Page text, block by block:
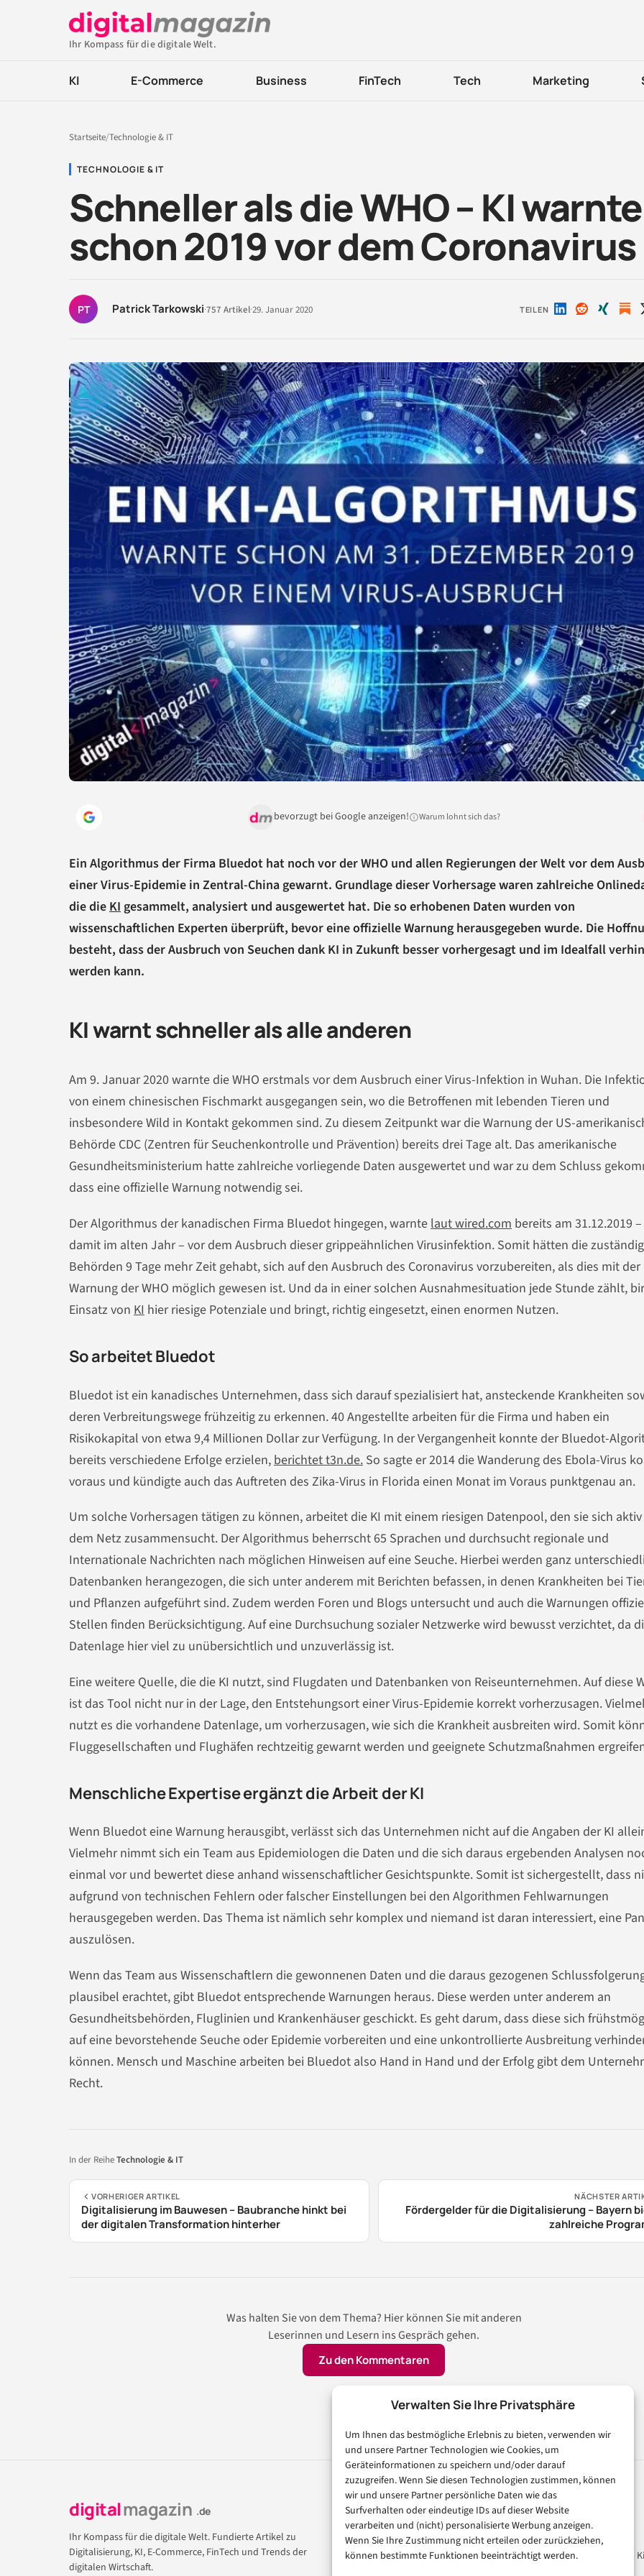
Verwalten Sie Ihre Privatsphäre
Um Ihnen das bestmögliche Erlebnis zu bieten, verwenden wir
und unsere Partner Technologien wie Cookies, um
Geräteinformationen zu speichern und/oder darauf
zuzugreifen. Wenn Sie diesen Technologien zustimmen, können
wir und unsere Partner persönliche Daten wie das
Surfverhalten oder eindeutige IDs auf dieser Website
verarbeiten und (nicht) personalisierte Werbung anzeigen.
Wenn Sie Ihre Zustimmung nicht erteilen oder zurückziehen,
können bestimmte Funktionen beeinträchtigt werden.
Ihr Kompass für die digitale Welt.
KI E-Commerce Business FinTech Tech Marketing
Startseite/Technologie & IT
TECHNOLOGIE & IT
Schneller als die WHO – KI warnte
schon 2019 vor dem Coronavirus
PT Patrick Tarkowski·757 Artikel·29. Januar 2020 TEILEN Auf Auf Auf
bevorzugt bei Google anzeigen! Warum lohnt sich das?
Ein Algorithmus der Firma Bluedot hat noch vor der WHO und allen Regierungen der Welt vor dem
einer Virus-Epidemie in Zentral-China gewarnt. Grundlage dieser Vorhersage waren zahlreiche
die die KI gesammelt, analysiert und ausgewertet hat. Die so erhobenen Daten wurden von
wissenschaftlichen Experten überprüft, bevor eine offizielle Warnung herausgegeben wurde. Die
besteht, dass der Ausbruch von Seuchen dank KI in Zukunft besser vorhergesagt und im Idealfall
werden kann.
KI warnt schneller als alle anderen
Am 9. Januar 2020 warnte die WHO erstmals vor dem Ausbruch einer Virus-Infektion in Wuhan. Die
von einem chinesischen Fischmarkt ausgegangen sein, wo die Betroffenen mit lebenden Tieren und
insbesondere Wild in Kontakt gekommen sind. Zu diesem Zeitpunkt war die Warnung der US-
Behörde CDC (Zentren für Seuchenkontrolle und Prävention) bereits drei Tage alt. Das amerikanische
Gesundheitsministerium hatte zahlreiche vorliegende Daten ausgewertet und war zu dem Schluss
dass eine offizielle Warnung notwendig sei.
Der Algorithmus der kanadischen Firma Bluedot hingegen, warntelaut wired.com bereits am 31.12.2019
damit im alten Jahr – vor dem Ausbruch dieser grippeähnlichen Virusinfektion. Somit hätten die
Behörden 9 Tage mehr Zeit gehabt, sich auf den Ausbruch des Coronavirus vorzubereiten, als dies mit der
Warnung der WHO möglich gewesen ist. Und da in einer solchen Ausnahmesituation jede Stunde zählt,
Einsatz von KI hier riesige Potenziale und bringt, richtig eingesetzt, einen enormen Nutzen.
So arbeitet Bluedot
Bluedot ist ein kanadisches Unternehmen, dass sich darauf spezialisiert hat, ansteckende Krankheiten
deren Verbreitungswege frühzeitig zu erkennen. 40 Angestellte arbeiten für die Firma und haben ein
Risikokapital von etwa 9,4 Millionen Dollar zur Verfügung. In der Vergangenheit konnte der Bluedot-
bereits verschiedene Erfolge erzielen, berichtet t3n.de. So sagte er 2014 die Wanderung des Ebola-Virus
voraus und kündigte auch das Auftreten des Zika-Virus in Florida einen Monat im Voraus punktgenau an.
Um solche Vorhersagen tätigen zu können, arbeitet die KI mit einem riesigen Datenpool, den sie sich aktiv
dem Netz zusammensucht. Der Algorithmus beherrscht 65 Sprachen und durchsucht regionale und
Internationale Nachrichten nach möglichen Hinweisen auf eine Seuche. Hierbei werden ganz
Datenbanken herangezogen, die sich unter anderem mit Berichten befassen, in denen Krankheiten bei
und Pflanzen aufgeführt sind. Zudem werden Foren und Blogs untersucht und auch die Warnungen
Stellen finden Berücksichtigung. Auf eine Durchsuchung sozialer Netzwerke wird bewusst verzichtet, da
Datenlage hier viel zu unübersichtlich und unzuverlässig ist.
Eine weitere Quelle, die die KI nutzt, sind Flugdaten und Datenbanken von Reiseunternehmen. Auf diese
ist das Tool nicht nur in der Lage, den Entstehungsort einer Virus-Epidemie korrekt vorherzusagen.
nutzt es die vorhandene Datenlage, um vorherzusagen, wie sich die Krankheit ausbreiten wird. Somit
Fluggesellschaften und Flughäfen rechtzeitig gewarnt werden und geeignete Schutzmaßnahmen
Menschliche Expertise ergänzt die Arbeit der KI
Wenn Bluedot eine Warnung herausgibt, verlässt sich das Unternehmen nicht auf die Angaben der KI
Vielmehr nimmt sich ein Team aus Epidemiologen die Daten und die sich daraus ergebenden Analysen
einmal vor und bewertet diese anhand wissenschaftlicher Gesichtspunkte. Somit ist sichergestellt, dass
aufgrund von technischen Fehlern oder falscher Einstellungen bei den Algorithmen Fehlwarnungen
herausgegeben werden. Das Thema ist nämlich sehr komplex und niemand ist daran interessiert, eine
auszulösen.
Wenn das Team aus Wissenschaftlern die gewonnenen Daten und die daraus gezogenen
plausibel erachtet, gibt Bluedot entsprechende Warnungen heraus. Diese werden unter anderem an
Gesundheitsbehörden, Fluglinien und Krankenhäuser geschickt. Es geht darum, dass diese sich
auf eine bevorstehende Seuche oder Epidemie vorbereiten und eine unkontrollierte Ausbreitung
können. Mensch und Maschine arbeiten bei Bluedot also Hand in Hand und der Erfolg gibt dem
Recht.
In der ReiheTechnologie & IT
VORHERIGER ARTIKEL
Digitalisierung im Bauwesen – Baubranche hinkt bei
der digitalen Transformation hinterher
NÄCHSTER
Fördergelder für die Digitalisierung – Bayern
zahlreiche
Was halten Sie von dem Thema? Hier können Sie mit anderen
Leserinnen und Lesern ins Gespräch gehen.
Zu den Kommentaren
digitalmagazin .de
Ihr Kompass für die digitale Welt. Fundierte Artikel zu
Digitalisierung, KI, E-Commerce, FinTech und Trends der
digitalen Wirtschaft.
Rubriken
Künstliche Intelligenz
Technologie & IT
Magazin
Unsere Redaktion
Werbeformate & Media